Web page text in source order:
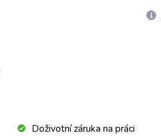
Doživotní záruka na práci